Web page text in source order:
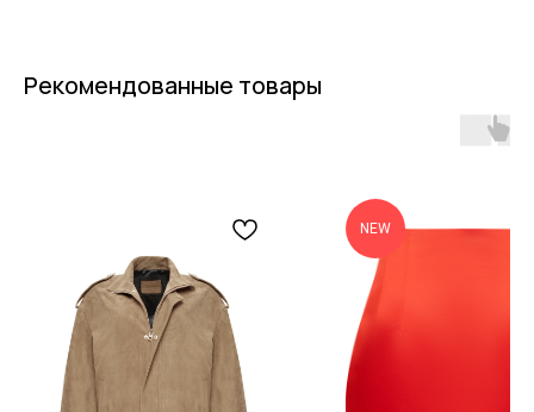
Рекомендованные товары
NEW